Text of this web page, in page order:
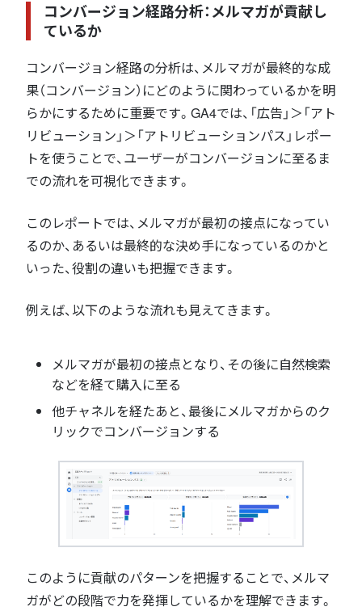
コンバージョン経路分析：メルマガが貢献し
ているか
コンバージョン経路の分析は、メルマガが最終的な成
果（コンバージョン）にどのように関わっているかを明
らかにするために重要です。GA4では、「広告」＞「アト
リビューション」＞「アトリビューションパス」レポー
トを使うことで、ユーザーがコンバージョンに至るま
での流れを可視化できます。
このレポートでは、メルマガが最初の接点になってい
るのか、あるいは最終的な決め手になっているのかと
いった、役割の違いも把握できます。
例えば、以下のような流れも見えてきます。
メルマガが最初の接点となり、その後に自然検索
などを経て購入に至る
他チャネルを経たあと、最後にメルマガからのク
リックでコンバージョンする
このように貢献のパターンを把握することで、メルマ
ガがどの段階で力を発揮しているかを理解できます。